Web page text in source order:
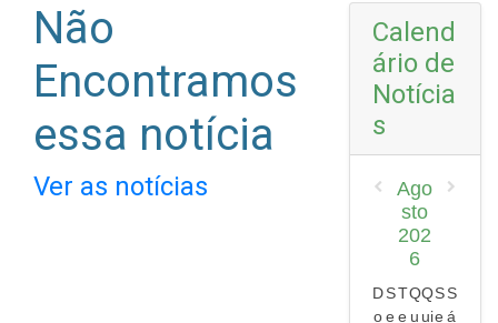
Não
Encontramos
essa notícia
Ver as notícias
Calend
ário de
Notícia
s
Ago
sto
202
6
D
o
S
e
T
e
Q
u
Q
ui
S
e
S
á